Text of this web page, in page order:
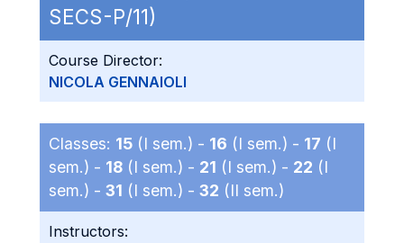
SECS-P/11)
Course Director:
NICOLA GENNAIOLI
Classes: 15 (I sem.) - 16 (I sem.) - 17 (I
sem.) - 18 (I sem.) - 21 (I sem.) - 22 (I
sem.) - 31 (I sem.) - 32 (II sem.)
Instructors: